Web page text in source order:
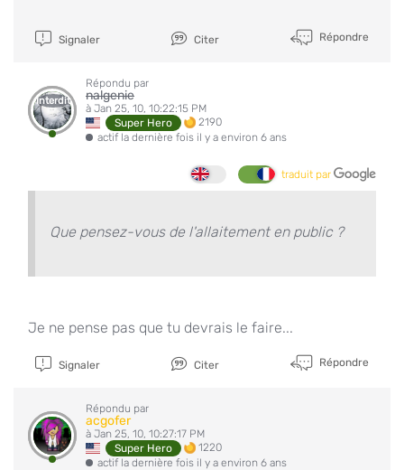
Signaler Citer Répondre
Interdit
Répondu par
nalgenie
à Jan 25, 10, 10:22:15 PM
Super Hero
2190
actif la dernière fois il y a environ 6 ans
traduit par
Que pensez-vous de l'allaitement en public ?
Je ne pense pas que tu devrais le faire...
Signaler Citer Répondre
Répondu par
acgofer
à Jan 25, 10, 10:27:17 PM
Super Hero
1220
actif la dernière fois il y a environ 6 ans